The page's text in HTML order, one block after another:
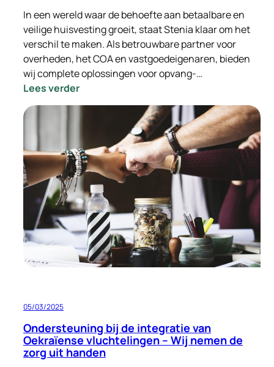
In een wereld waar de behoefte aan betaalbare en
veilige huisvesting groeit, staat Stenia klaar om het
verschil te maken. Als betrouwbare partner voor
overheden, het COA en vastgoedeigenaren, bieden
wij complete oplossingen voor opvang-…
Lees verder:
Stenia:
aan
menswaardige
huisvesting
05/03/2025
Ondersteuning bij de integratie van
Oekraïense vluchtelingen – Wij nemen de
zorg uit handen